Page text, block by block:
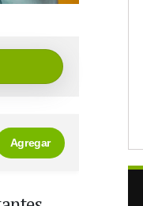
Agregar